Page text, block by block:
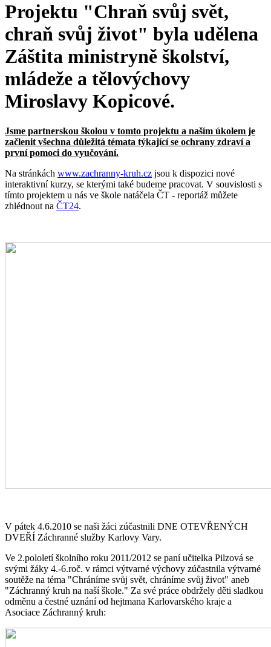
Projektu "Chraň svůj svět,
chraň svůj život" byla udělena
Záštita ministryně školství,
mládeže a tělovýchovy
Miroslavy Kopicové.
Jsme partnerskou školou v tomto projektu a naším úkolem je
začlenit všechna důležitá témata týkající se ochrany zdraví a
první pomoci do vyučování.
Na stránkách www.zachranny-kruh.cz jsou k dispozici nové
interaktivní kurzy, se kterými také budeme pracovat. V souvislosti s
tímto projektem u nás ve škole natáčela ČT - reportáž můžete
zhlédnout na ČT24.
V pátek 4.6.2010 se naši žáci zúčastnili DNE OTEVŘENÝCH
DVEŘÍ Záchranné služby Karlovy Vary.
Ve 2.pololetí školního roku 2011/2012 se paní učitelka Pilzová se
svými žáky 4.-6.roč. v rámci výtvarné výchovy zúčastnila výtvarné
soutěže na téma "Chráníme svůj svět, chráníme svůj život" aneb
"Záchranný kruh na naší škole." Za své práce obdržely děti sladkou
odměnu a čestné uznání od hejtmana Karlovarského kraje a
Asociace Záchranný kruh: